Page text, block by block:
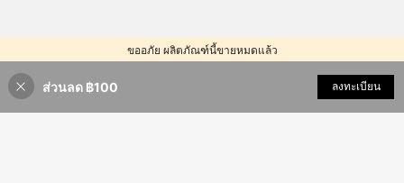
ขออภัย ผลิตภัณฑ์นี้ขายหมดแล้ว
ส่วนลด ฿100 ลงทะเบียน